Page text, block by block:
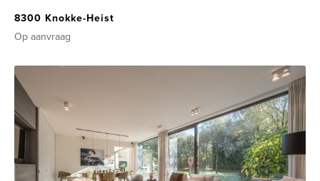
8300 Knokke-Heist
Op aanvraag